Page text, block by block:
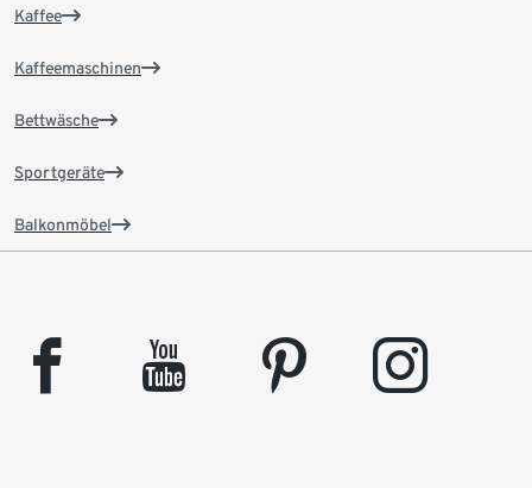
Kaffee
Kaffeemaschinen
Bettwäsche
Sportgeräte
Balkonmöbel
facebook youtube pinterest instagram